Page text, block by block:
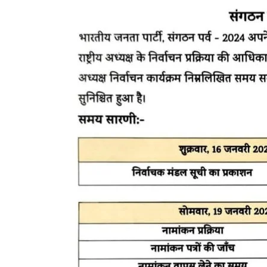
एकता का महाकुंभ
यात्रा का भव्य
आंदोलन
की
अरुणा
आसफ
अली
को
कांग्रेस
नमन
भारत छोड़ो आंदोलन की